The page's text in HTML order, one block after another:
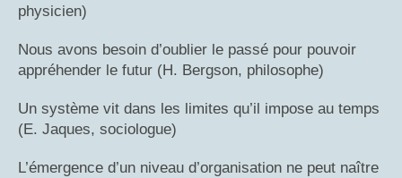
physicien)
Nous avons besoin d’oublier le passé pour pouvoir
appréhender le futur (H. Bergson, philosophe)
Un système vit dans les limites qu’il impose au temps
(E. Jaques, sociologue)
L’émergence d’un niveau d’organisation ne peut naître